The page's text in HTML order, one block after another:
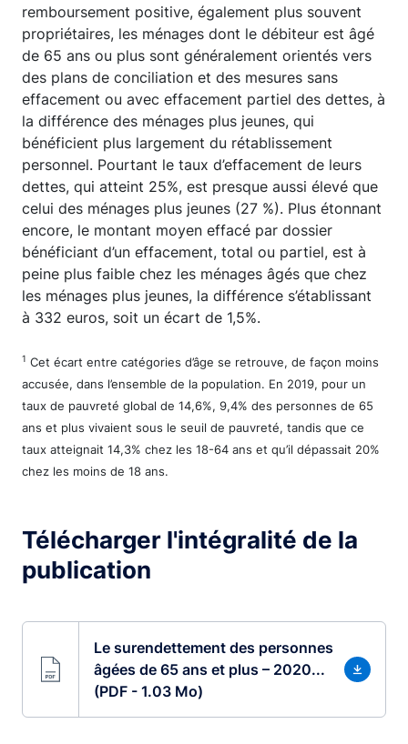
remboursement positive, également plus souvent
propriétaires, les ménages dont le débiteur est âgé
de 65 ans ou plus sont généralement orientés vers
des plans de conciliation et des mesures sans
effacement ou avec effacement partiel des dettes, à
la différence des ménages plus jeunes, qui
bénéficient plus largement du rétablissement
personnel. Pourtant le taux d’effacement de leurs
dettes, qui atteint 25%, est presque aussi élevé que
celui des ménages plus jeunes (27 %). Plus étonnant
encore, le montant moyen effacé par dossier
bénéficiant d’un effacement, total ou partiel, est à
peine plus faible chez les ménages âgés que chez
les ménages plus jeunes, la différence s’établissant
à 332 euros, soit un écart de 1,5%.
1 Cet écart entre catégories d’âge se retrouve, de façon moins
accusée, dans l’ensemble de la population. En 2019, pour un
taux de pauvreté global de 14,6%, 9,4% des personnes de 65
ans et plus vivaient sous le seuil de pauvreté, tandis que ce
taux atteignait 14,3% chez les 18-64 ans et qu’il dépassait 20%
chez les moins de 18 ans.
Télécharger l'intégralité de la
publication
Le surendettement des personnes
âgées de 65 ans et plus – 2020...
(PDF - 1.03 Mo)